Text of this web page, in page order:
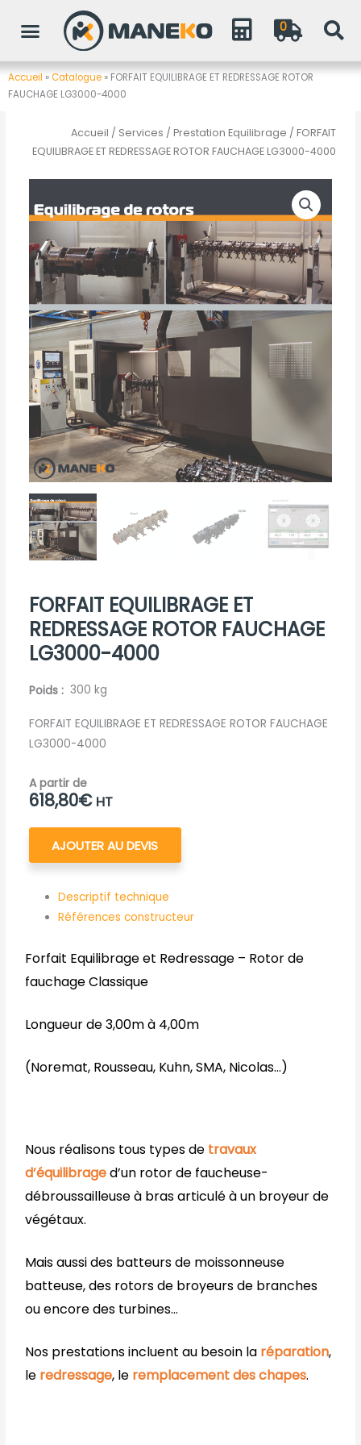
0
Accueil »Catalogue » FORFAIT EQUILIBRAGE ET REDRESSAGE ROTOR
FAUCHAGE LG3000-4000
Accueil / Services / Prestation Equilibrage / FORFAIT
EQUILIBRAGE ET REDRESSAGE ROTOR FAUCHAGE LG3000-4000
FORFAIT EQUILIBRAGE ET
REDRESSAGE ROTOR FAUCHAGE
LG3000-4000
Poids 300 kg
FORFAIT EQUILIBRAGE ET REDRESSAGE ROTOR FAUCHAGE
LG3000-4000
A partir de
618,80€ HT
AJOUTER AU DEVIS
Descriptif technique
Références constructeur
Forfait Equilibrage et Redressage – Rotor de
fauchage Classique
Longueur de 3,00m à 4,00m
(Noremat, Rousseau, Kuhn, SMA, Nicolas…)
Nous réalisons tous types de travaux
d’équilibraged’un rotor de faucheuse-
débroussailleuse à bras articulé à un broyeur de
végétaux.
Mais aussi des batteurs de moissonneuse
batteuse, des rotors de broyeurs de branches
ou encore des turbines…
Nos prestations incluent au besoin la réparation,
le redressage, le remplacement des chapes.